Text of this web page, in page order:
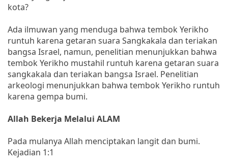
kota?
Ada ilmuwan yang menduga bahwa tembok Yerikho
runtuh karena getaran suara Sangkakala dan teriakan
bangsa Israel, namun, penelitian menunjukkan bahwa
tembok Yerikho mustahil runtuh karena getaran suara
sangkakala dan teriakan bangsa Israel. Penelitian
arkeologi menunjukkan bahwa tembok Yerikho runtuh
karena gempa bumi.
Allah Bekerja Melalui ALAM
Pada mulanya Allah menciptakan langit dan bumi.
Kejadian 1:1